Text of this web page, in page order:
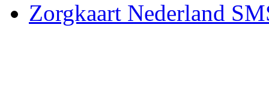
Zorgkaart Nederland